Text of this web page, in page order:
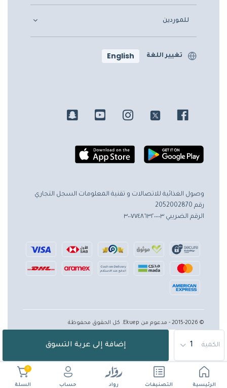
الرئيسية التصنيفات رواد حساب
0
السلة
الكمية إضافة إلى عربة التسوق
للموردين
تغيير اللغة English
وصول الغذائية للاتصالات و تقنية المعلومات السجل التجاري
رقم 2052002870
الرقم الضريبي ٣٠٠٧٧٤٨٦٣٢٠٠٠٠٣
© 2015-2026 - مدعوم من Ekuep. كل الحقوق محفوظة